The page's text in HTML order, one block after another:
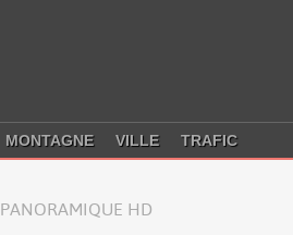
MONTAGNE VILLE TRAFIC
PANORAMIQUE HD